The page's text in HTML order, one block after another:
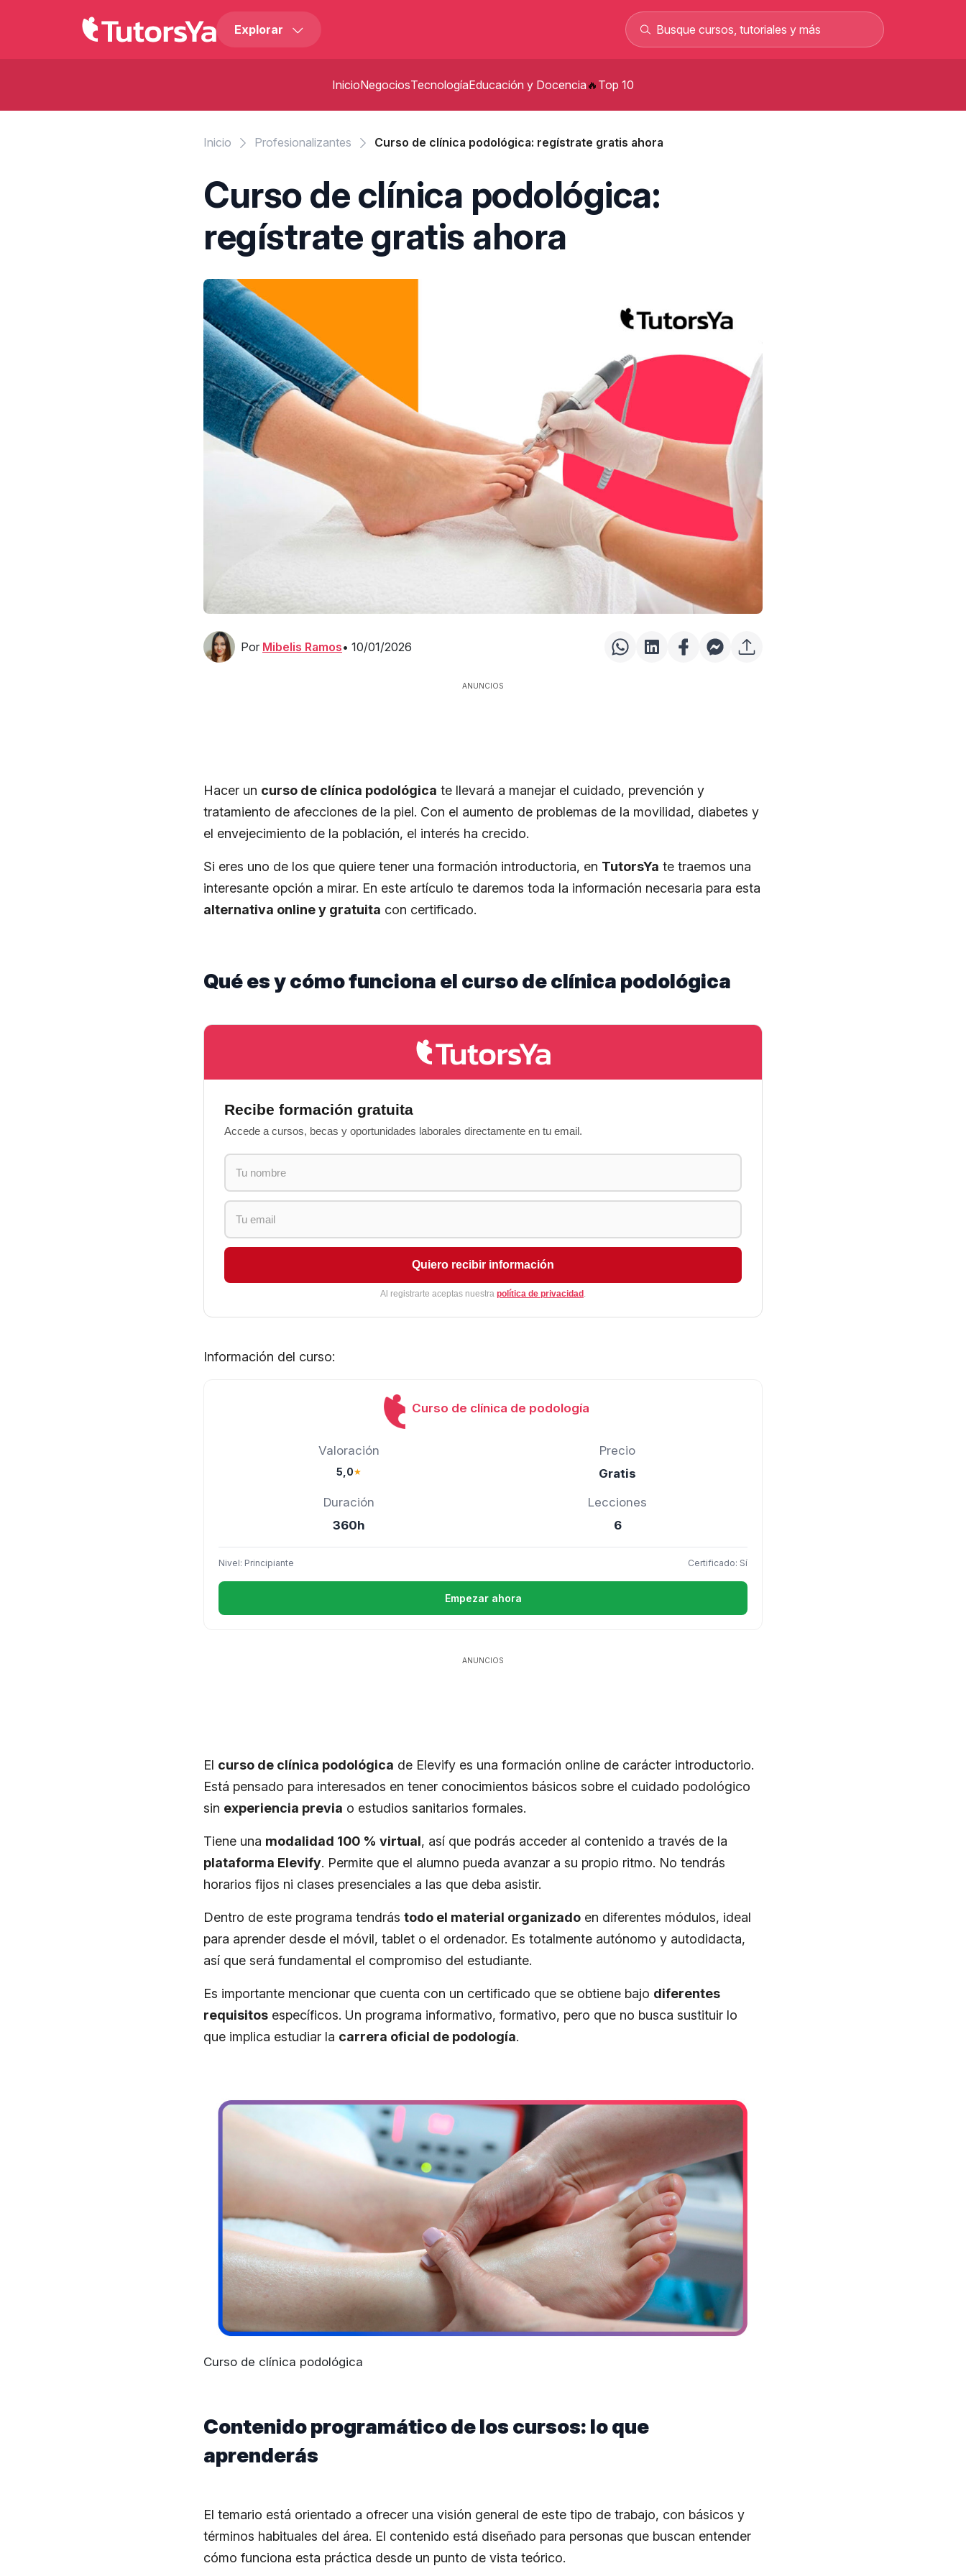
Explorar
Curso de carretillero gratis: curso
Curso de albañilería gratis curso
trabajar como conductor
Curso gratis de mecánica automotriz con
InicioNegociosTecnologíaEducación y Docencia Top 10
Inicio Profesionalizantes Curso de clínica podológica: regístrate gratis ahora
Curso de clínica podológica:
regístrate gratis ahora
Por Mibelis Ramos• 10/01/2026
ANUNCIOS
Hacer un curso de clínica podológica te llevará a manejar el cuidado, prevención y
tratamiento de afecciones de la piel. Con el aumento de problemas de la movilidad, diabetes y
el envejecimiento de la población, el interés ha crecido.
Si eres uno de los que quiere tener una formación introductoria, en TutorsYa te traemos una
interesante opción a mirar. En este artículo te daremos toda la información necesaria para esta
alternativa online y gratuita con certificado.
Qué es y cómo funciona el curso de clínica podológica
Recibe formación gratuita
Accede a cursos, becas y oportunidades laborales directamente en tu email.
Quiero recibir información
Al registrarte aceptas nuestra política de privacidad .
Información del curso:
Curso de clínica de podología
Valoración
5,0★
Precio
Gratis
Duración
360h
Lecciones
6
Nivel: Principiante Certificado: Sí
Empezar ahora
ANUNCIOS
El curso de clínica podológica de Elevify es una formación online de carácter introductorio.
Está pensado para interesados en tener conocimientos básicos sobre el cuidado podológico
sin experiencia previa o estudios sanitarios formales.
Tiene una modalidad 100 % virtual, así que podrás acceder al contenido a través de la
plataforma Elevify. Permite que el alumno pueda avanzar a su propio ritmo. No tendrás
horarios fijos ni clases presenciales a las que deba asistir.
Dentro de este programa tendrás todo el material organizado en diferentes módulos, ideal
para aprender desde el móvil, tablet o el ordenador. Es totalmente autónomo y autodidacta,
así que será fundamental el compromiso del estudiante.
Es importante mencionar que cuenta con un certificado que se obtiene bajo diferentes
requisitos específicos. Un programa informativo, formativo, pero que no busca sustituir lo
que implica estudiar la carrera oficial de podología.
Curso de clínica podológica
Contenido programático de los cursos: lo que
aprenderás
El temario está orientado a ofrecer una visión general de este tipo de trabajo, con básicos y
términos habituales del área. El contenido está diseñado para personas que buscan entender
cómo funciona esta práctica desde un punto de vista teórico.